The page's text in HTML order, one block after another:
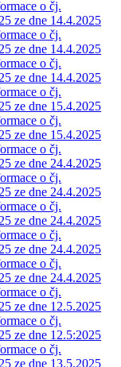
o čj.
ze dne 14.4.2025
o čj.
ze dne 14.4.2025
o čj.
ze dne 14.4.2025
o čj.
ze dne 15.4.2025
o čj.
ze dne 15.4.2025
o čj.
ze dne 24.4.2025
o čj.
ze dne 24.4.2025
o čj.
ze dne 24.4.2025
o čj.
ze dne 24.4.2025
o čj.
ze dne 24.4.2025
o čj.
ze dne 12.5.2025
o čj.
ze dne 12.5:2025
o čj.
ze dne 13.5.2025